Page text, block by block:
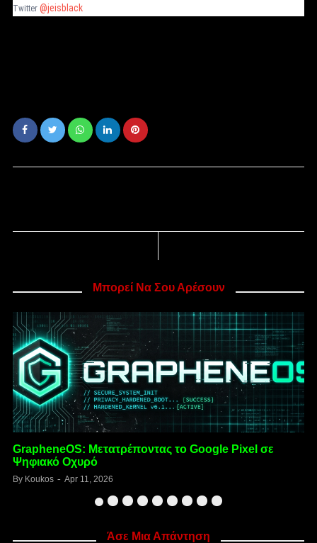
Twitter @jeisblack
Μπορεί Να Σου Αρέσουν
Obtainium: Το σόβαρό app store
By Koukos Apr 11, 2026
Άσε Μια Απάντηση